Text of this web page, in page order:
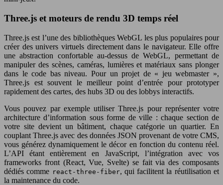
Three.js et moteurs de rendu 3D temps réel
Three.js est l’une des bibliothèques WebGL les plus populaires pour
créer des univers virtuels directement dans le navigateur. Elle offre
une abstraction confortable au-dessus de WebGL, permettant de
manipuler des scènes, caméras, lumières et matériaux sans plonger
dans le code bas niveau. Pour un projet de « jeu webmaster »,
Three.js est souvent le meilleur point d’entrée pour prototyper
rapidement des cartes, des hubs 3D ou des lobbys interactifs.
Vous pouvez par exemple utiliser Three.js pour représenter votre
architecture d’information sous forme de ville : chaque section de
votre site devient un bâtiment, chaque catégorie un quartier. En
couplant Three.js avec des données JSON provenant de votre CMS,
vous générez dynamiquement le décor en fonction du contenu réel.
L’API étant entièrement en JavaScript, l’intégration avec vos
frameworks front (React, Vue, Svelte) se fait via des composants
dédiés comme react-three-fiber, qui facilitent la réutilisation et
la maintenance du code.